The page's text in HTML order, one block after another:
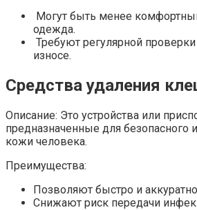
Могут быть менее
одежда.
Требуют регулярной
износе.
Средства удаления
Описание: Это устройства или
предназначенные для безопасного
кожи человека.
Преимущества:
Позволяют быстро и
Снижают риск передачи